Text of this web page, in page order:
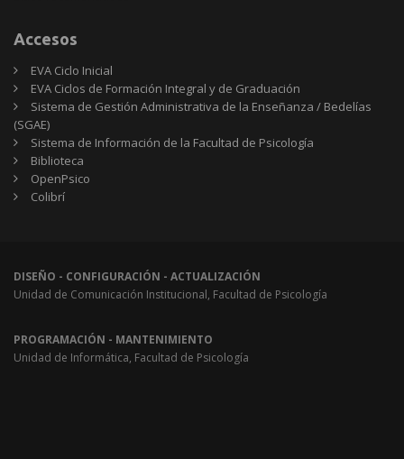
Accesos
EVA Ciclo Inicial
EVA Ciclos de Formación Integral y de Graduación
Sistema de Gestión Administrativa de la Enseñanza / Bedelías
(SGAE)
Sistema de Información de la Facultad de Psicología
Biblioteca
OpenPsico
Colibrí
DISEÑO - CONFIGURACIÓN - ACTUALIZACIÓN
Unidad de Comunicación Institucional, Facultad de Psicología
PROGRAMACIÓN - MANTENIMIENTO
Unidad de Informática, Facultad de Psicología